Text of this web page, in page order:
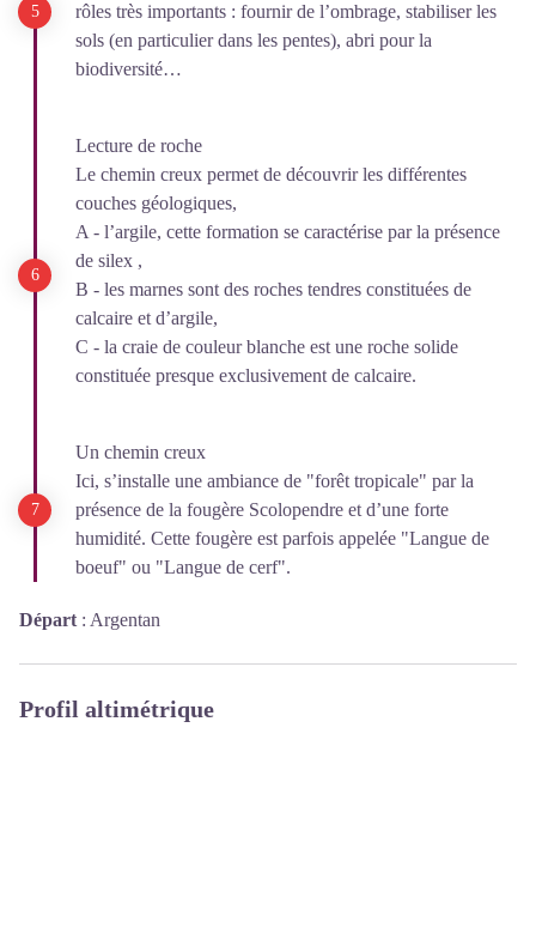
rôles très importants : fournir de l’ombrage, stabiliser les
sols (en particulier dans les pentes), abri pour la
biodiversité…
Lecture de roche
Le chemin creux permet de découvrir les différentes
couches géologiques,
A - l’argile, cette formation se caractérise par la présence
de silex ,
B - les marnes sont des roches tendres constituées de
calcaire et d’argile,
C - la craie de couleur blanche est une roche solide
constituée presque exclusivement de calcaire.
Un chemin creux
Ici, s’installe une ambiance de "forêt tropicale" par la
présence de la fougère Scolopendre et d’une forte
humidité. Cette fougère est parfois appelée "Langue de
boeuf" ou "Langue de cerf".
Départ : Argentan
Profil altimétrique